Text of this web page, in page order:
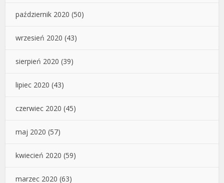
październik 2020 (50)
wrzesień 2020 (43)
sierpień 2020 (39)
lipiec 2020 (43)
czerwiec 2020 (45)
maj 2020 (57)
kwiecień 2020 (59)
marzec 2020 (63)